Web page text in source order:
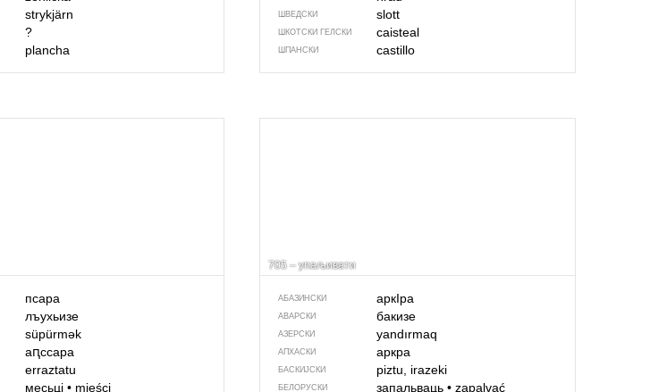
strykjärn
?
plancha
ШВЕДСКИ slott
ШКОТСКИ ГЕЛСКИ caisteal
ШПАНСКИ castillo
псара
лъухьизе
süpürmək
аԥссара
erraztatu
месьці • mieści
705 – упаљивати
АБАЗИНСКИ аркIра
АВАРСКИ бакизе
АЗЕРСКИ yandırmaq
АПХАСКИ аркра
БАСКИЈСКИ piztu, irazeki
БЕЛОРУСКИ запальваць• zapalvać